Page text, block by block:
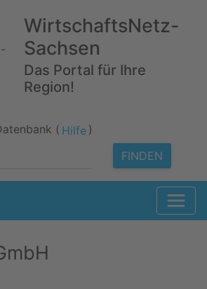
WirtschaftsNetz-
Sachsen
Das Portal für Ihre
Region!
( Hilfe )
FINDEN